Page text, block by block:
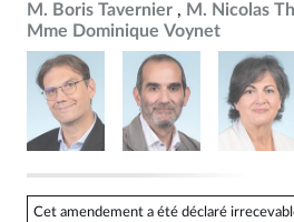
M. Boris Tavernier
M. Nicolas
Mme Dominique Voynet
Cet amendement a été déclaré